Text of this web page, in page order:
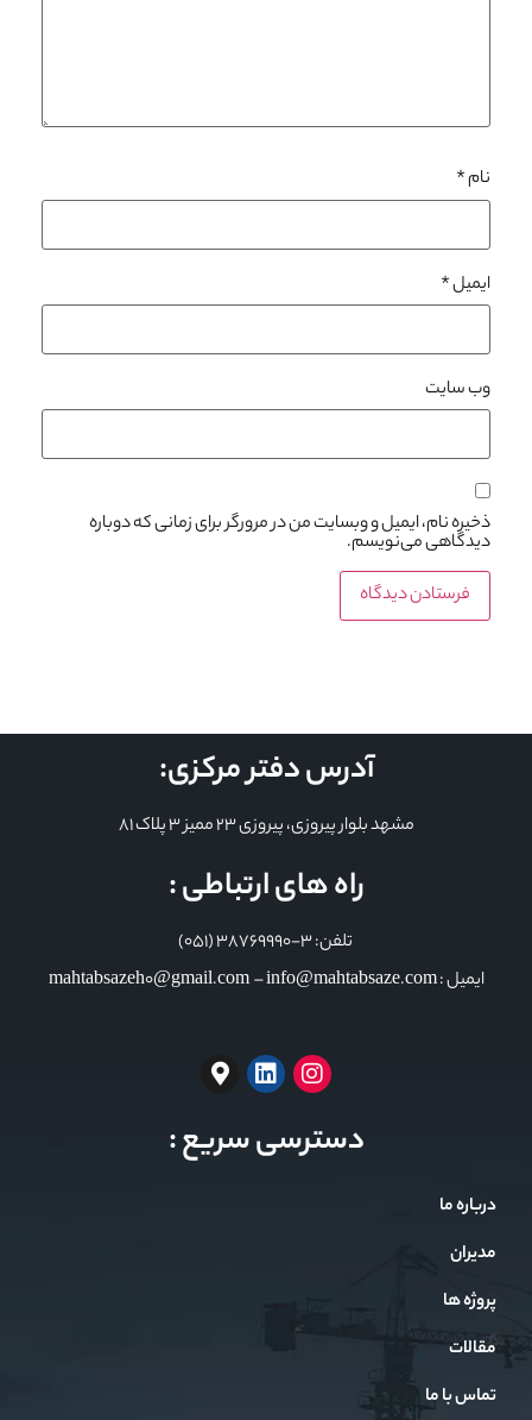
نام*
ایمیل*
وب‌ سایت
ذخیره نام، ایمیل و وبسایت من در مرورگر برای زمانی که دوباره
دیدگاهی می‌نویسم.
آدرس دفتر مرکزی:
مشهد بلوار پیروزی، پیروزی 23 ممیز 3 پلاک 81
راه های ارتباطی :
تلفن: 3-38769990 (051)
ایمیل : mahtabsazeh0@gmail.com – info@mahtabsaze.com
دسترسی سریع :
درباره ما
مدیران
پروژه ها
مقالات
تماس با ما